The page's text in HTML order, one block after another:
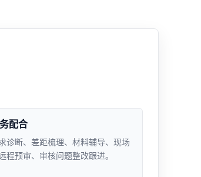
配合
诊断、差距梳理、材料辅导、现场
程预审、审核问题整改跟进。